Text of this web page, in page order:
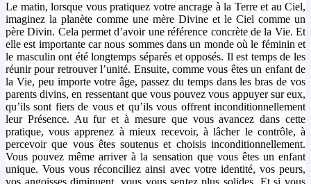
Le matin, lorsque vous pratiquez votre ancrage à la Terre et au Ciel,
imaginez la planète comme une mère Divine et le Ciel comme un
père Divin. Cela permet d’avoir une référence concrète de la Vie. Et
elle est importante car nous sommes dans un monde où le féminin et
le masculin ont été longtemps séparés et opposés. Il est temps de les
réunir pour retrouver l’unité. Ensuite, comme vous êtes un enfant de
la Vie, peu importe votre âge, passez du temps dans les bras de vos
parents divins, en ressentant que vous pouvez vous appuyer sur eux,
qu’ils sont fiers de vous et qu’ils vous offrent inconditionnellement
leur Présence. Au fur et à mesure que vous avancez dans cette
pratique, vous apprenez à mieux recevoir, à lâcher le contrôle, à
percevoir que vous êtes soutenus et choisis inconditionnellement.
Vous pouvez même arriver à la sensation que vous êtes un enfant
unique. Vous vous réconciliez ainsi avec votre identité, vos peurs,
vos angoisses diminuent, vous vous sentez plus solides. Et si vous